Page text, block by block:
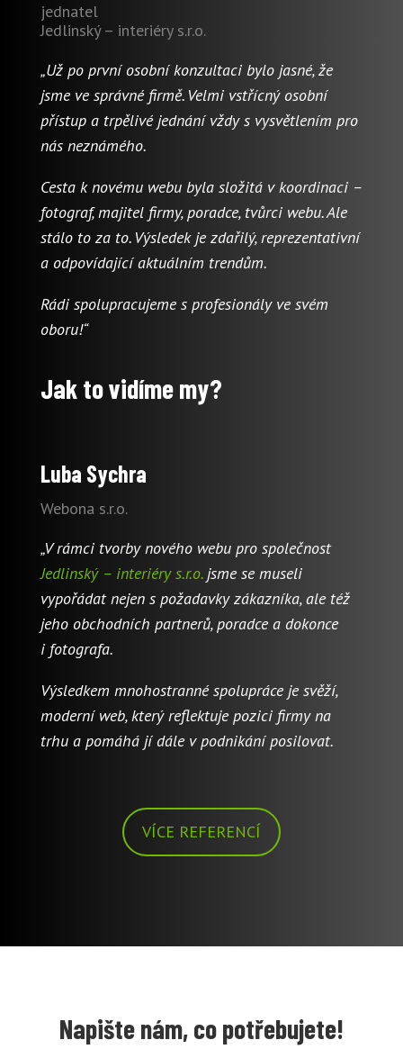
jednatel
Jedlinský – interiéry s.r.o.
„Už po první osobní konzultaci bylo jasné, že
jsme ve správné firmě. Velmi vstřícný osobní
přístup a trpělivé jednání vždy s vysvětlením pro
nás neznámého.
Cesta k novému webu byla složitá v koordinaci –
fotograf, majitel firmy, poradce, tvůrci webu. Ale
stálo to za to. Výsledek je zdařilý, reprezentativní
a odpovídající aktuálním trendům.
Rádi spolupracujeme s profesionály ve svém
oboru!“
Jak to vidíme my?
Luba Sychra
Webona s.r.o.
„V rámci tvorby nového webu pro společnost
Jedlinský – interiéry s.r.o.jsme se museli
vypořádat nejen s požadavky zákazníka, ale též
jeho obchodních partnerů, poradce a dokonce
i fotografa.
Výsledkem mnohostranné spolupráce je svěží,
moderní web, který reflektuje pozici firmy na
trhu a pomáhá jí dále v podnikání posilovat.
VÍCE REFERENCÍ
Napište nám, co potřebujete!